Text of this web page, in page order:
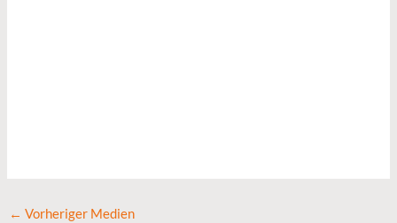
← Vorheriger Medien